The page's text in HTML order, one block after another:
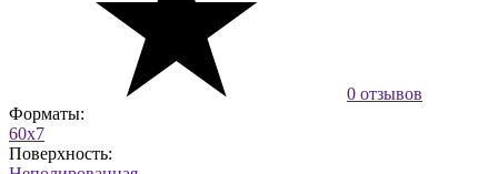
0 отзывов
Форматы:
60x7
Поверхность: